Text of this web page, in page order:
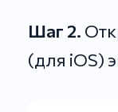
Шаг 2.
(для iOS)